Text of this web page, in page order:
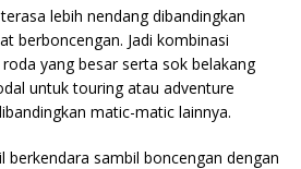
lebih nendang dibandingkan
berboncengan. Jadi kombinasi
yang besar serta sok belakang
untuk touring atau adventure
matic-matic lainnya.
sambil boncengan dengan